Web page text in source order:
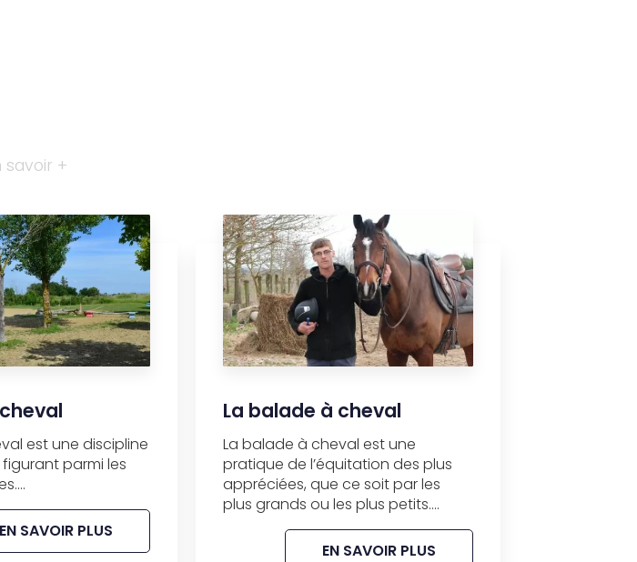
savoir +
est une discipline
parmi les
EN SAVOIR PLUS
La balade à cheval
La balade à cheval est une
pratique de l’équitation des plus
appréciées, que ce soit par les
plus grands ou les plus petits....
EN SAVOIR PLUS